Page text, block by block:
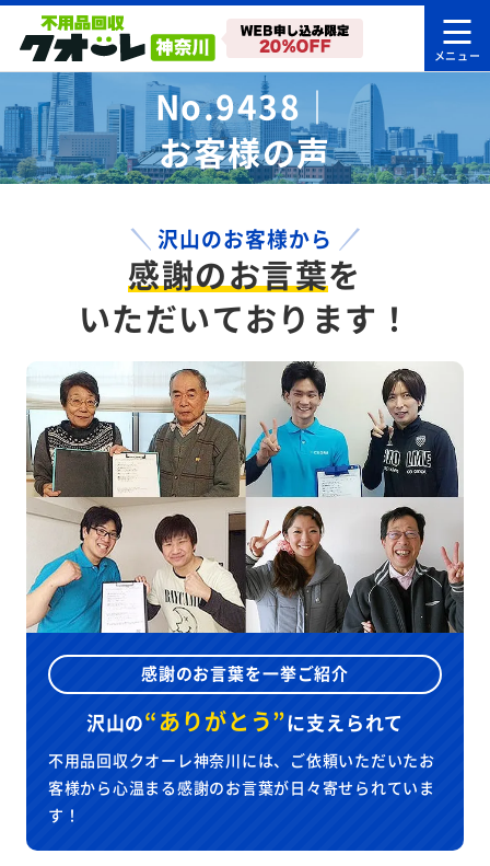
No.9438｜
お客様の声
沢山のお客様から
感謝のお言葉を
いただいております！
感謝のお言葉を一挙ご紹介
沢山の“ありがとう”に支えられて
不用品回収クオーレ神奈川には、ご依頼いただいたお
客様から心温まる感謝のお言葉が日々寄せられていま
す！